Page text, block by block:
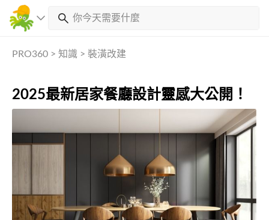
PRO360 > 知識 > 裝潢改建
2025最新居家餐廳設計靈感大公開！